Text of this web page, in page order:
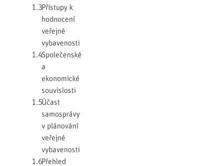
1.3Přístupy k
hodnocení
veřejné
vybavenosti
1.4Společenské
a
ekonomické
souvislosti
1.5Účast
samosprávy
v plánování
veřejné
vybavenosti
1.6Přehled